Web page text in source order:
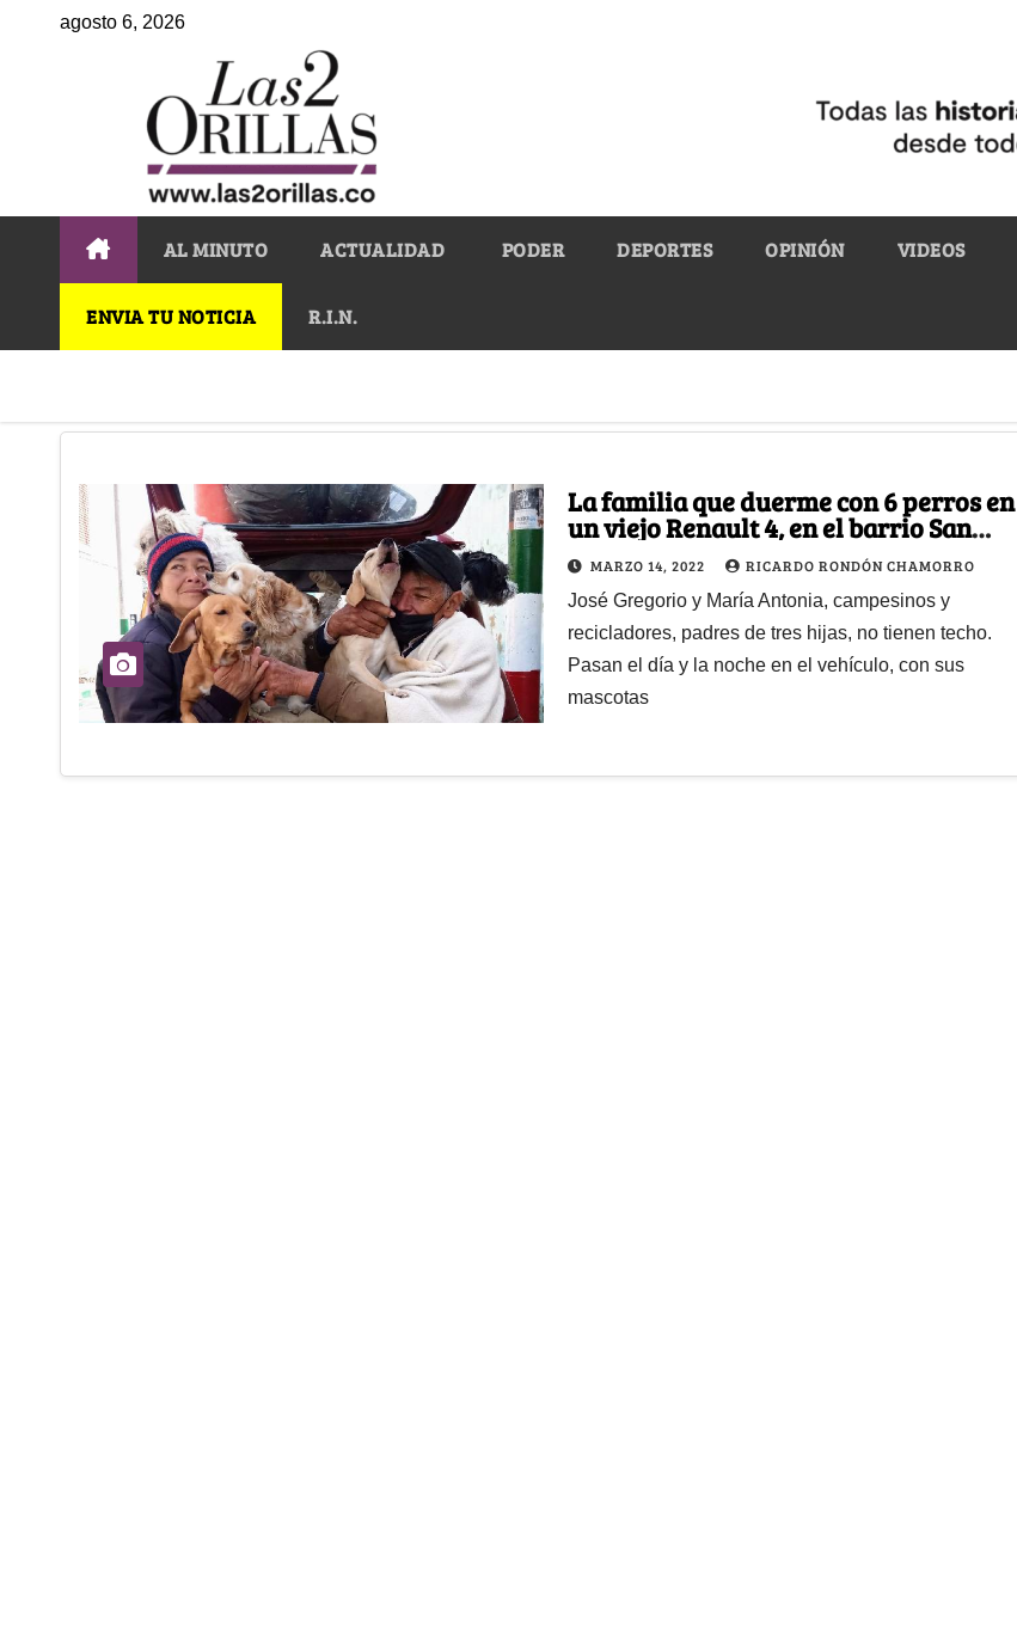
agosto 6, 2026
AL MINUTO ACTUALIDAD PODER DEPORTES OPINIÓN VIDEOS
ENVIA TU NOTICIA R.I.N.
La familia que duerme con 6 perros en
un viejo Renault 4, en el barrio San
Cristóbal
MARZO 14, 2022 RICARDO RONDÓN CHAMORRO
José Gregorio y María Antonia, campesinos y
recicladores, padres de tres hijas, no tienen techo.
Pasan el día y la noche en el vehículo, con sus
mascotas